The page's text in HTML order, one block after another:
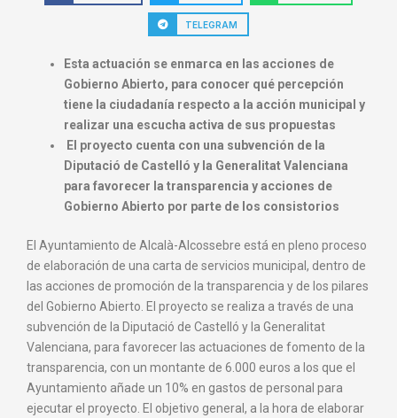
TELEGRAM
Esta actuación se enmarca en las acciones de
Gobierno Abierto, para conocer qué percepción
tiene la ciudadanía respecto a la acción municipal y
realizar una escucha activa de sus propuestas
El proyecto cuenta con una subvención de la
Diputació de Castelló y la Generalitat Valenciana
para favorecer la transparencia y acciones de
Gobierno Abierto por parte de los consistorios
El Ayuntamiento de Alcalà-Alcossebre está en pleno proceso
de elaboración de una carta de servicios municipal, dentro de
las acciones de promoción de la transparencia y de los pilares
del Gobierno Abierto. El proyecto se realiza a través de una
subvención de la Diputació de Castelló y la Generalitat
Valenciana, para favorecer las actuaciones de fomento de la
transparencia, con un montante de 6.000 euros a los que el
Ayuntamiento añade un 10% en gastos de personal para
ejecutar el proyecto. El objetivo general, a la hora de elaborar